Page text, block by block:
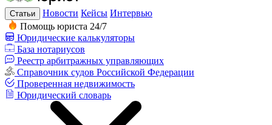
Статьи Новости Кейсы Интервью
Помощь юриста 24/7
Юридические калькуляторы
База нотариусов
Реестр арбитражных управляющих
Справочник судов Российской Федерации
Проверенная недвижимость
Юридический словарь